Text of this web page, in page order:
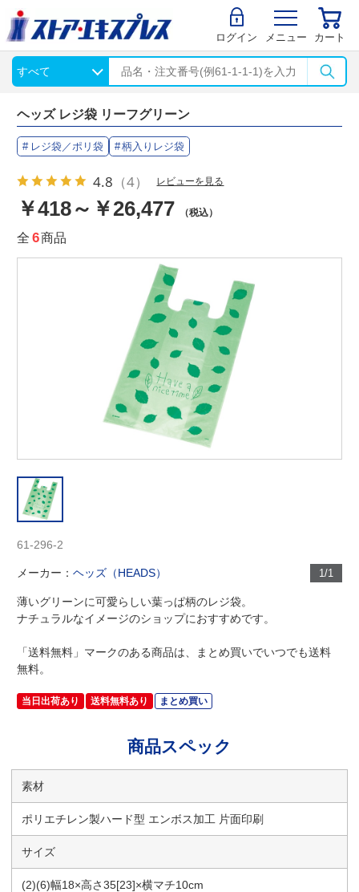
ログイン メニュー カート
ヘッズ レジ袋 リーフグリーン
レジ袋／ポリ袋 柄入りレジ袋
4.8 （4） レビューを見る
￥418～￥26,477 （税込）
全 6商品
1/1
61-296-2
メーカー：ヘッズ（HEADS）
薄いグリーンに可愛らしい葉っぱ柄のレジ袋。
ナチュラルなイメージのショップにおすすめです。
「送料無料」マークのある商品は、まとめ買いでいつでも送料
無料。
当日出荷あり 送料無料あり まとめ買い
商品スペック
素材
ポリエチレン製ハード型 エンボス加工 片面印刷
サイズ
(2)(6)幅18×高さ35[23]×横マチ10cm